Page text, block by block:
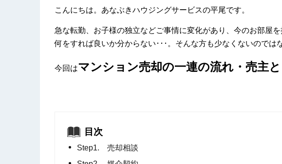
こんにちは。あなぶきハウジングサービスの平尾です。
急な転勤、お子様の独立などご事情に変化があり、今のお部屋
何をすれば良いか分からない･･･。そんな方も少なくないのでは
今回はマンション売却の一連の流れ・売主
目次
Step1. 売却相談